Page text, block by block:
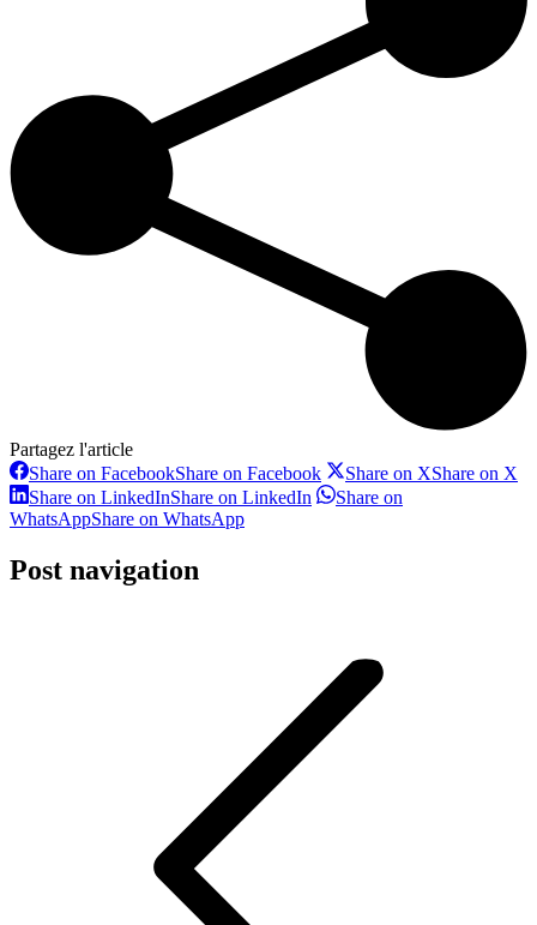
Partagez l'article
Share on FacebookShare on Facebook Share on XShare on X
Share on LinkedInShare on LinkedIn
Share on
WhatsAppShare on WhatsApp
Post navigation